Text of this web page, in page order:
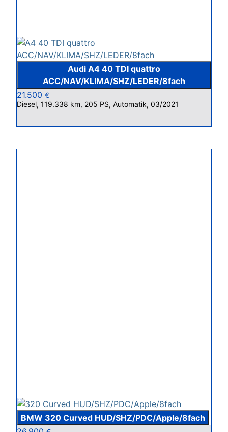
Audi A4 40 TDI quattro
ACC/NAV/KLIMA/SHZ/LEDER/8fach
21.500 €
Diesel, 119.338 km, 205 PS, Automatik, 03/2021
BMW 320 Curved HUD/SHZ/PDC/Apple/8fach